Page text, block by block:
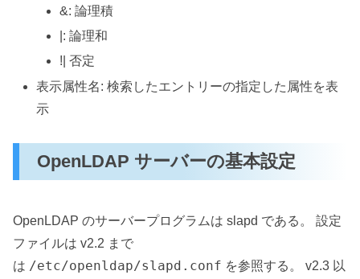
&: 論理積
|: 論理和
!| 否定
表示属性名: 検索したエントリーの指定した属性を表
示
OpenLDAP サーバーの基本設定
OpenLDAP のサーバープログラムは slapd である。 設定
ファイルは v2.2 まで
は /etc/openldap/slapd.conf を参照する。 v2.3 以